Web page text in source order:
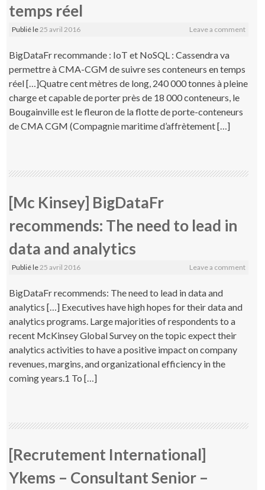
temps réel
Publié le 25 avril 2016 Leave a comment
BigDataFr recommande : IoT et NoSQL : Cassendra va
permettre à CMA-CGM de suivre ses conteneurs en temps
réel […]Quatre cent mètres de long, 240 000 tonnes à pleine
charge et capable de porter près de 18 000 conteneurs, le
Bougainville est le fleuron de la flotte de porte-conteneurs
de CMA CGM (Compagnie maritime d’affrètement […]
[Mc Kinsey] BigDataFr
recommends: The need to lead in
data and analytics
Publié le 25 avril 2016 Leave a comment
BigDataFr recommends: The need to lead in data and
analytics […] Executives have high hopes for their data and
analytics programs. Large majorities of respondents to a
recent McKinsey Global Survey on the topic expect their
analytics activities to have a positive impact on company
revenues, margins, and organizational efficiency in the
coming years.1 To […]
[Recrutement International]
Ykems – Consultant Senior –